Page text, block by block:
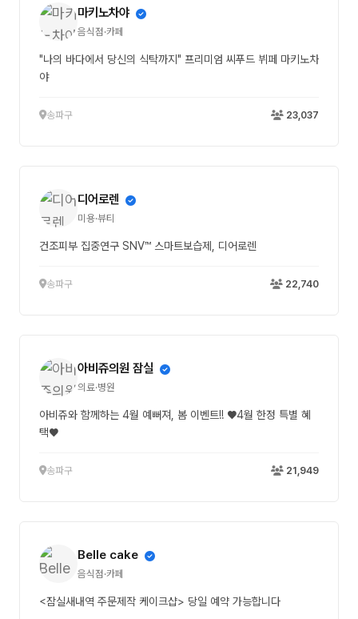
마키노차야
음식점·카페
"나의 바다에서 당신의 식탁까지" 프리미엄 씨푸드 뷔페 마키노차
야
송파구 23,037
디어로렌
미용·뷰티
건조피부 집중연구 SNV™ 스마트보습제, 디어로렌
송파구 22,740
아비쥬의원 잠실
의료·병원
아비쥬와 함께하는 4월 예뻐져, 봄 이벤트!! ♥4월 한정 특별 혜
택♥
송파구 21,949
Belle cake
음식점·카페
<잠실새내역 주문제작 케이크샵> 당일 예약 가능합니다